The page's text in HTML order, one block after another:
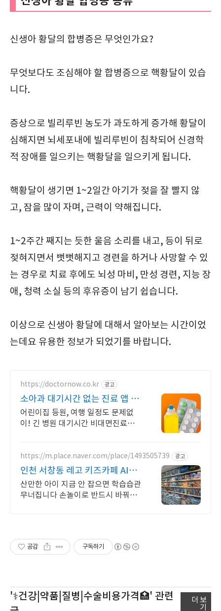
신생아 황달의 합병증은 무엇인가요?
무엇보다도 조심해야 할 합병증으로 핵황달이 있습
니다.
증상으로 빌리루빈 농도가 과도하게 증가해 황달이
심해지면 뇌세포내에 빌리루빈이 침착되어 신경학
적 장애를 일으키는 핵황달을 일으키게 됩니다.
핵황달이 생기면 1~2일간 아기가 젖을 잘 빨지 않
고, 잠을 많이 자며, 근력이 약해집니다.
1~2주간 째지는 듯한 울음 소리를 내고, 등이 뒤로
젖혀지면서 뻣뻣해지고 경련을 하거나 사망할 수 있
는 경우로 치료 후에도 뇌성 마비, 만성 경련, 지능 장
애, 청력 소실 등의 후유증이 남기 쉽습니다.
이상으로 신생아 황달에 대해서 알아보는 시간이었
는데요 유용한 정보가 되었기를 바랍니다.
https://doctornow.co.kr 광고
소아과 대기시간 없는 진료 앱 다
운로드 800만 돌파!
어린이집 등원, 여행 일정도 문제없
이! 긴 병원 대기시간 비대면진료로
도 함께 확인해보세요.
https://m.place.naver.com/place/1493505739 광고
인천 서창동 레고 키즈카페 AI시
대 집중력 창의력 필수
산만한 아이 지금 안 잡으면 학습습관
무너집니다 손놀이로 반드시 바꿔주
공감 구독하기
'⚕️건강|약품|질병|수술비용가격🏥' 관련
더 보
기